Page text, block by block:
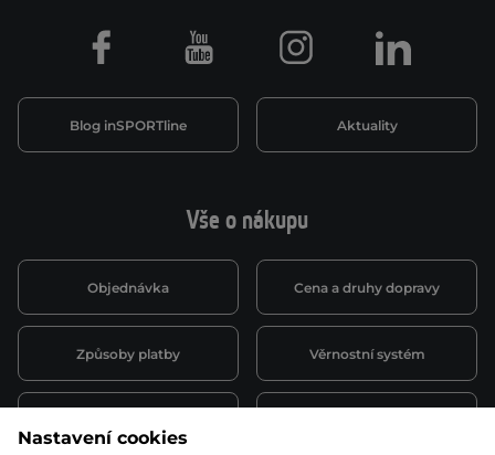
Vše o nákupu
Objednávka Cena a druhy dopravy
Způsoby platby Věrnostní systém
Blog inSPORTline Aktuality
Facebook Youtube Instagram LinkedIn
Nastavení cookies